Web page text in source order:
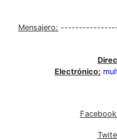
Mensajero:
Electrónico: